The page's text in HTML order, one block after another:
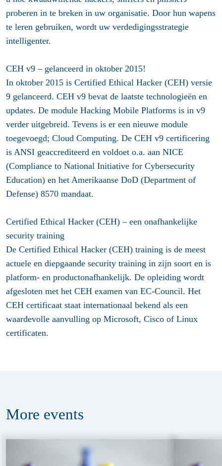
proberen in te breken in uw organisatie. Door hun wapens
te leren gebruiken, wordt uw verdedigingsstrategie
intelligenter.
CEH v9 – gelanceerd in oktober 2015!
In oktober 2015 is Certified Ethical Hacker (CEH) versie
9 gelanceerd. CEH v9 bevat de laatste technologieën en
updates. De module Hacking Mobile Platforms is in v9
verder uitgebreid. Tevens is er een nieuwe module
toegevoegd; Cloud Computing. De CEH v9 certificering
is ANSI geaccrediteerd en voldoet o.a. aan NICE
(Compliance to National Initiative for Cybersecurity
Education) en het Amerikaanse DoD (Department of
Defense) 8570 mandaat.
Certified Ethical Hacker (CEH) – een onafhankelijke
security training
De Certified Ethical Hacker (CEH) training is de meest
actuele en diepgaande security training in zijn soort en is
platform- en productonafhankelijk. De opleiding wordt
afgesloten met het CEH examen van EC-Council. Het
CEH certificaat staat internationaal bekend als een
waardevolle aanvulling op Microsoft, Cisco of Linux
certificaten.
More events